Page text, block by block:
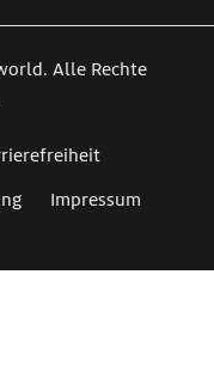
Alle Rechte
Impressum